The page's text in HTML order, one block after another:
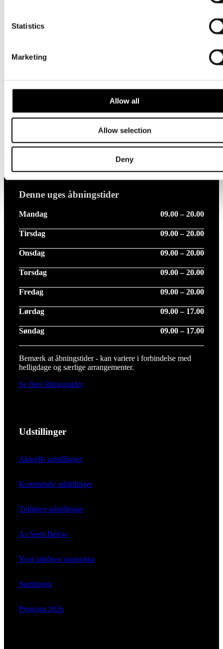
Statistics
Marketing
Allow all
Allow selection
Deny
Denne uges åbningstider
Mandag 09.00 – 20.00
Tirsdag 09.00 – 20.00
Onsdag 09.00 – 20.00
Torsdag 09.00 – 20.00
Fredag 09.00 – 20.00
Lørdag 09.00 – 17.00
Søndag 09.00 – 17.00
Bemærk at åbningstider - kan variere i forbindelse med
helligdage og særlige arrangementer.
Se flere åbningstider
Udstillinger
Aktuelle udstillinger
Kommende udstillinger
Tidligere udstillinger
As Seen Below
Your rainbow panorama
Samlingen
Program 2026